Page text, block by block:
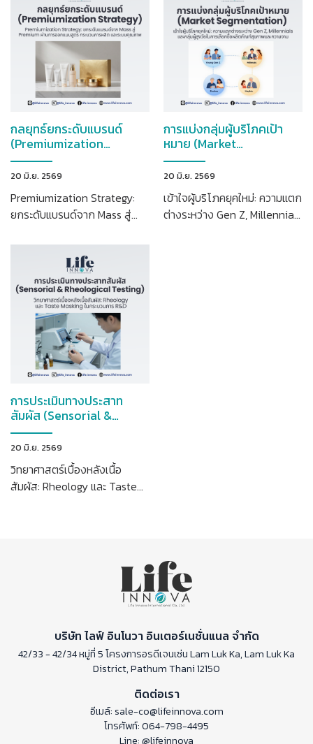
กลยุทธ์ยกระดับแบรนด์
(Premiumization
Strategy)
20 มิ.ย. 2569
Premiumization Strategy:
ยกระดับแบรนด์จาก Mass สู่
กระบวนการผลิต และระบบ
การแบ่งกลุ่มผู้บริโภคเป้า
หมาย (Market
Segmentation)
20 มิ.ย. 2569
เข้าใจผู้บริโภคยุคใหม่: ความแตก
ต่างระหว่าง Gen Z, Millennials
การประเมินทางประสาท
สัมผัส (Sensorial &
Rheological Testing)
20 มิ.ย. 2569
วิทยาศาสตร์เบื้องหลังเนื้อ
สัมผัส: Rheology และ Taste
บริษัท ไลฟ์ อินโนวา อินเตอร์เนชั่นแนล จำกัด
42/33 - 42/34 หมู่ที่ 5 โครงการอรดีเจนเซ่น Lam Luk Ka, Lam Luk Ka
District, Pathum Thani 12150
ติดต่อเรา
อีเมล์:sale-co@lifeinnova.com
โทรศัพท์:064-798-4495
Line:@lifeinnova